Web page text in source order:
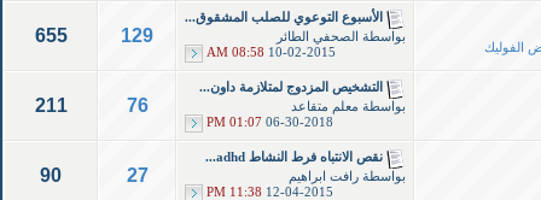
الفوليك
الأسبوع التوعوي للصلب المشقوق...
بواسطة
الصحفي الطائر
10-02-2015
08:58 AM
129
655
التشخيص المزدوج لمتلازمة داون...
بواسطة معلم متقاعد
06-30-2018
01:07 PM
76
211
نقص الانتباه فرط النشاط adhd...
بواسطة رافت ابراهيم
12-04-2015
11:38 PM
27
90